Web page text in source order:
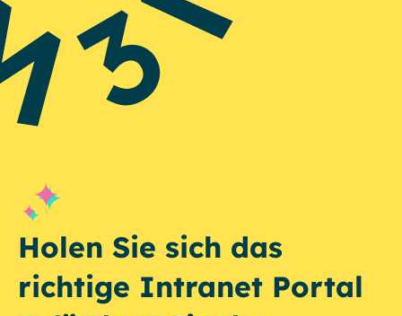
Holen Sie sich das
richtige Intranet Portal